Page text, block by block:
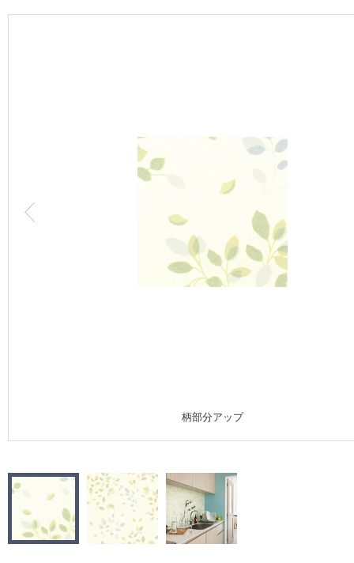
カーテン
モデルハウス
新築戸建・マンション
#リリカラのある暮らし
柄部分アップ